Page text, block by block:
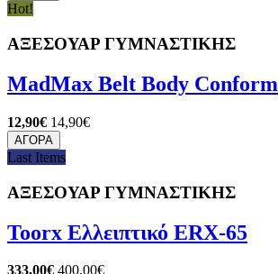
Hot!
ΑΞΕΣΟΥΑΡ ΓΥΜΝΑΣΤΙΚΗΣ
MadMax Belt Body Conform
12,90€ 14,90€
ΑΓΟΡΑ
Last Items
ΑΞΕΣΟΥΑΡ ΓΥΜΝΑΣΤΙΚΗΣ
Toorx Ελλειπτικό ERX-65
333,00€ 400,00€